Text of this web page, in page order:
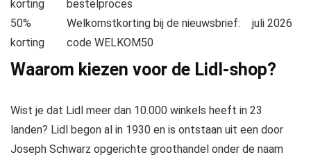
korting
bestelproces
50%
korting
Welkomstkorting bij de nieuwsbrief:
code WELKOM50
juli 2026
Waarom kiezen voor de Lidl-shop?
Wist je dat Lidl meer dan 10.000 winkels heeft in 23
landen? Lidl begon al in 1930 en is ontstaan uit een door
Joseph Schwarz opgerichte groothandel onder de naam